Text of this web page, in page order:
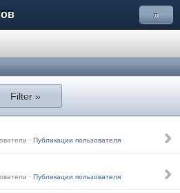
»
Filter »
· Публикации пользователя
· Публикации пользователя